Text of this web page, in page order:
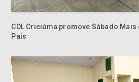
CDL Criciúma promove Sábado
Pais